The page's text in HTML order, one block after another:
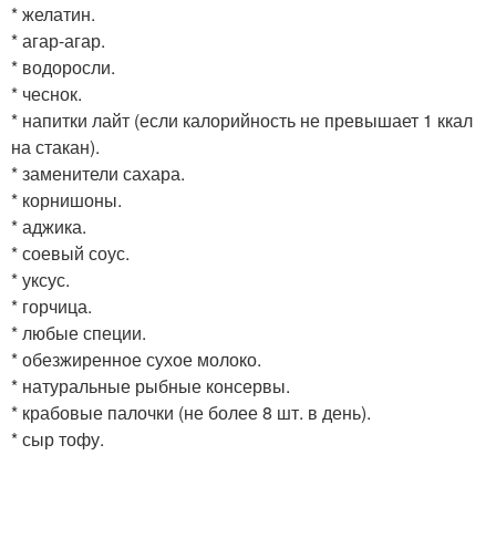
* желатин.
* агар-агар.
* водоросли.
* чеснок.
* напитки лайт (если калорийность не превышает 1 ккал
на стакан).
* заменители сахара.
* корнишоны.
* аджика.
* соевый соус.
* уксус.
* горчица.
* любые специи.
* обезжиренное сухое молоко.
* натуральные рыбные консервы.
* крабовые палочки (не более 8 шт. в день).
* сыр тофу.